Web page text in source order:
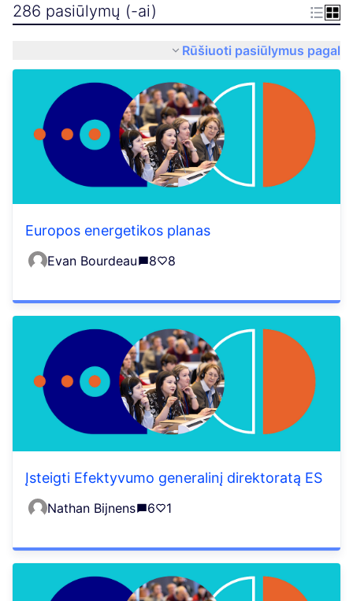
286 pasiūlymų (-ai)
Rūšiuoti pasiūlymus pagal
Europos energetikos planas
Evan Bourdeau 8 8
Įsteigti Efektyvumo generalinį direktoratą ES
Nathan Bijnens 6 1